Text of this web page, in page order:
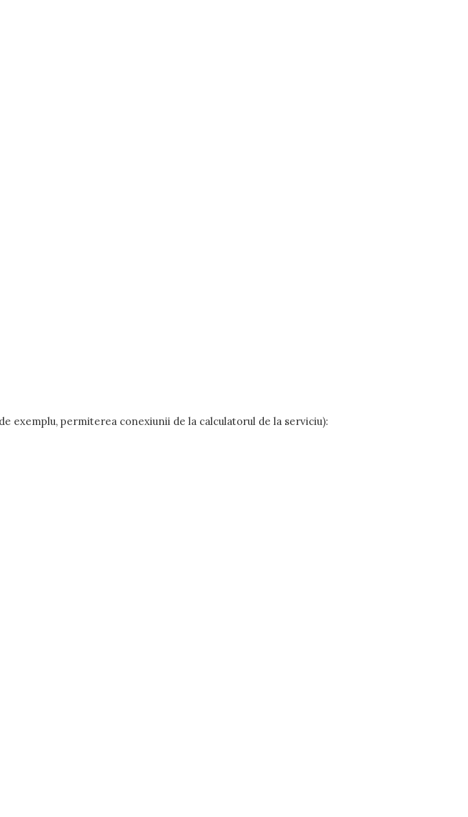
exemplu, permiterea conexiunii de la calculatorul de la serviciu):